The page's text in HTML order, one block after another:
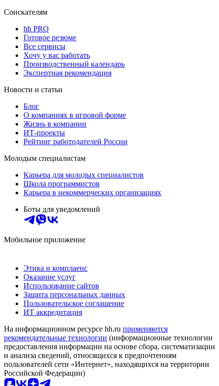
Соискателям
hh PRO
Готовое резюме
Все сервисы
Хочу у вас работать
Производственный календарь
Экспертная рекомендация
Новости и статьи
Блог
О компаниях в игровой форме
Жизнь в компании
ИТ-проекты
Рейтинг работодателей России
Молодым специалистам
Карьера для молодых специалистов
Школа программистов
Карьера в некоммерческих организациях
Боты для уведомлений
Мобильное приложение
Этика и комплаенс
Оказание услуг
Использование сайтов
Защита персональных данных
Пользовательское соглашение
ИТ аккредитация
На информационном ресурсе hh.ru применяются
рекомендательные технологии (информационные технологии
предоставления информации на основе сбора, систематизации
и анализа сведений, относящихся к предпочтениям
пользователей сети «Интернет», находящихся на территории
Российской Федерации)